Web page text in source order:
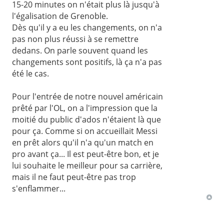
15-20 minutes on n'était plus là jusqu'à
l'égalisation de Grenoble.
Dès qu'il y a eu les changements, on n'a
pas non plus réussi à se remettre
dedans. On parle souvent quand les
changements sont positifs, là ça n'a pas
été le cas.
Pour l'entrée de notre nouvel américain
prêté par l'OL, on a l'impression que la
moitié du public d'ados n'étaient là que
pour ça. Comme si on accueillait Messi
en prêt alors qu'il n'a qu'un match en
pro avant ça... Il est peut-être bon, et je
lui souhaite le meilleur pour sa carrière,
mais il ne faut peut-être pas trop
s'enflammer...